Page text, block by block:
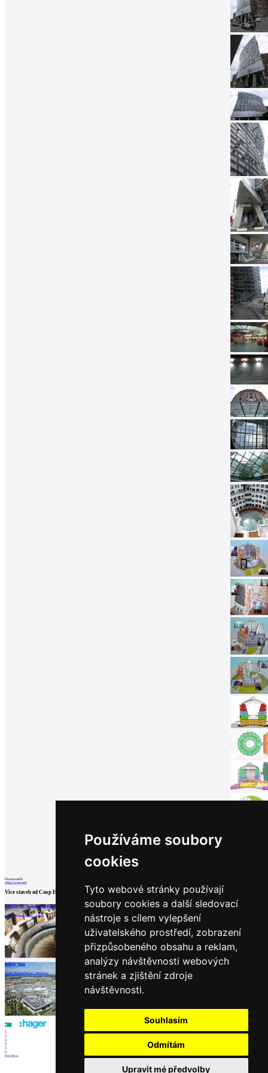
Používáme soubory
cookies
Tyto webové stránky používají
soubory cookies a další sledovací
nástroje s cílem vylepšení
uživatelského prostředí, zobrazení
přizpůsobeného obsahu a reklam,
analýzy návštěvnosti webových
stránek a zjištění zdroje
návštěvnosti.
Souhlasím
Odmítám
Upravit mé předvolby
0komentářů
přidat komentář
Více staveb odCoop Himmelb(l)au
PANEUM - kabinet kuriozit chleba
Coop Himmelb(l)au | Asten
Musée des Confluences
Coop Himmelb(l)au | Lyon
Kostel Martina Luthera v Hainburgu
Coop Himmelb(l)au | Hainburg an der Donau
BMW Welt
Coop Himmelb(l)au | Mnichov
načíst další
Partneři
1
2
3
4
5
6
PrevNext